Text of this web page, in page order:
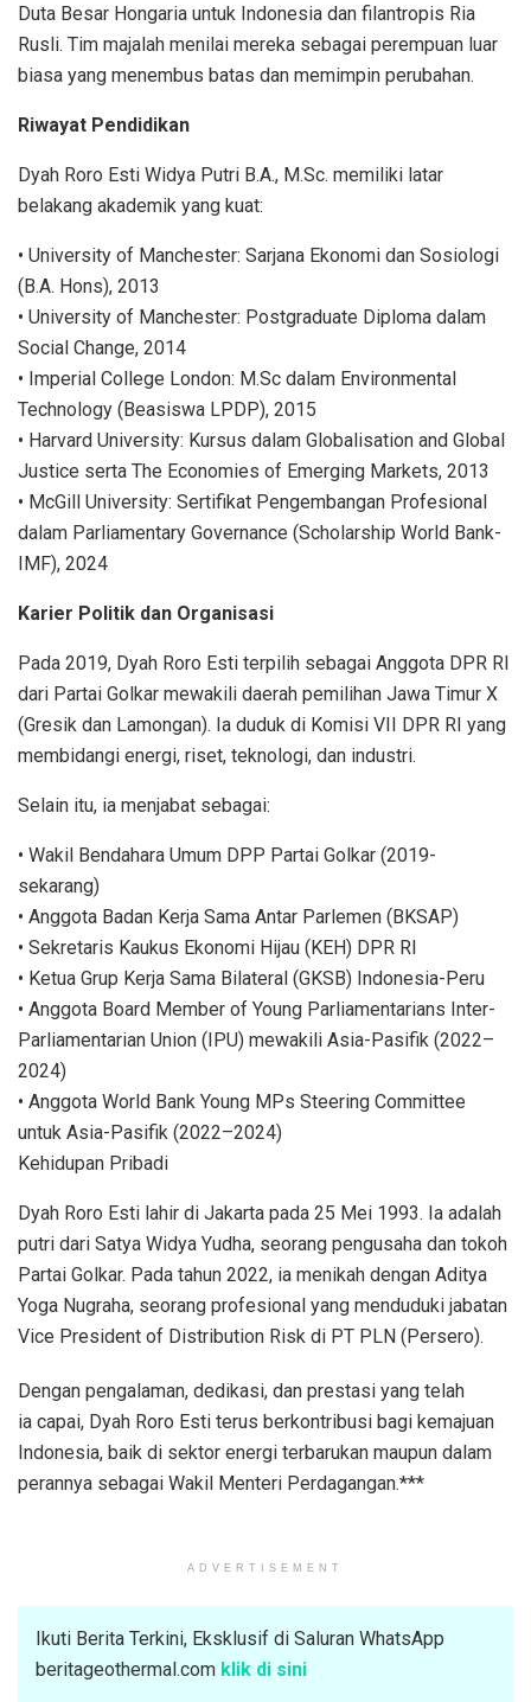
Duta Besar Hongaria untuk Indonesia dan filantropis Ria
Rusli. Tim majalah menilai mereka sebagai perempuan luar
biasa yang menembus batas dan memimpin perubahan.
Riwayat Pendidikan
Dyah Roro Esti Widya Putri B.A., M.Sc. memiliki latar
belakang akademik yang kuat:
• University of Manchester: Sarjana Ekonomi dan Sosiologi
(B.A. Hons), 2013
• University of Manchester: Postgraduate Diploma dalam
Social Change, 2014
• Imperial College London: M.Sc dalam Environmental
Technology (Beasiswa LPDP), 2015
• Harvard University: Kursus dalam Globalisation and Global
Justice serta The Economies of Emerging Markets, 2013
• McGill University: Sertifikat Pengembangan Profesional
dalam Parliamentary Governance (Scholarship World Bank-
IMF), 2024
Karier Politik dan Organisasi
Pada 2019, Dyah Roro Esti terpilih sebagai Anggota DPR RI
dari Partai Golkar mewakili daerah pemilihan Jawa Timur X
(Gresik dan Lamongan). Ia duduk di Komisi VII DPR RI yang
membidangi energi, riset, teknologi, dan industri.
Selain itu, ia menjabat sebagai:
• Wakil Bendahara Umum DPP Partai Golkar (2019-
sekarang)
• Anggota Badan Kerja Sama Antar Parlemen (BKSAP)
• Sekretaris Kaukus Ekonomi Hijau (KEH) DPR RI
• Ketua Grup Kerja Sama Bilateral (GKSB) Indonesia-Peru
• Anggota Board Member of Young Parliamentarians Inter-
Parliamentarian Union (IPU) mewakili Asia-Pasifik (2022–
2024)
• Anggota World Bank Young MPs Steering Committee
untuk Asia-Pasifik (2022–2024)
Kehidupan Pribadi
Dyah Roro Esti lahir di Jakarta pada 25 Mei 1993. Ia adalah
putri dari Satya Widya Yudha, seorang pengusaha dan tokoh
Partai Golkar. Pada tahun 2022, ia menikah dengan Aditya
Yoga Nugraha, seorang profesional yang menduduki jabatan
Vice President of Distribution Risk di PT PLN (Persero).
Dengan pengalaman, dedikasi, dan prestasi yang telah
ia capai, Dyah Roro Esti terus berkontribusi bagi kemajuan
Indonesia, baik di sektor energi terbarukan maupun dalam
perannya sebagai Wakil Menteri Perdagangan.***
ADVERTISEMENT
Ikuti Berita Terkini, Eksklusif di Saluran WhatsApp
beritageothermal.com klik di sini